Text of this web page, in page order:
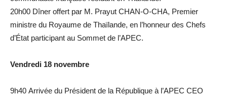
20h00 Dîner offert par M. Prayut CHAN-O-CHA, Premier
ministre du Royaume de Thaïlande, en l’honneur des Chefs
d’État participant au Sommet de l’APEC.
Vendredi 18 novembre
9h40 Arrivée du Président de la République à l’APEC CEO